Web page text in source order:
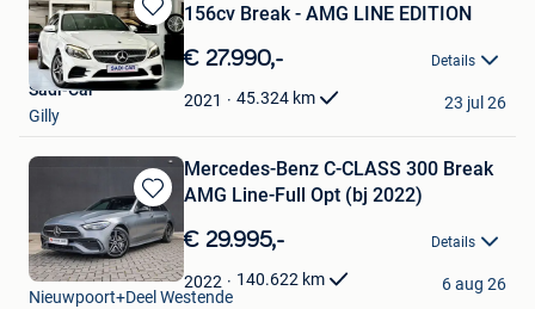
Bewaren
in
Mijn
Favorieten
156cv Break - AMG LINE EDITION
€ 27.990,- Details
2021 45.324 km
Sadi-Car
Gilly
23 jul 26
Bewaren
in
Mijn
Favorieten
Mercedes-Benz C-CLASS 300 Break
AMG Line-Full Opt (bj 2022)
€ 29.995,- Details
2022 140.622 km
Lazoore-Cars
Nieuwpoort+Deel Westende
6 aug 26